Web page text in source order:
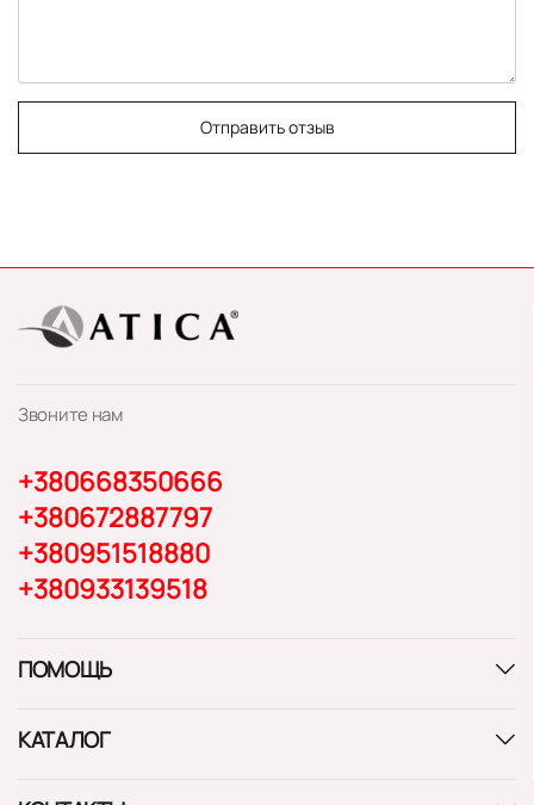
Отправить отзыв
Звоните нам
+380668350666
+380672887797
+380951518880
+380933139518
ПОМОЩЬ
КАТАЛОГ